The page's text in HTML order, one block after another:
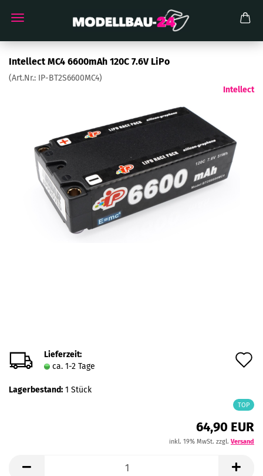
Intellect MC4 6600mAh 120C 7.6V LiPo
(Art.Nr.: IP-BT2S6600MC4)
Intellect
Lieferzeit:
ca. 1-2 Tage
Lagerbestand: 1 Stück
TOP
64,90 EUR
inkl. 19% MwSt. zzgl. Versand